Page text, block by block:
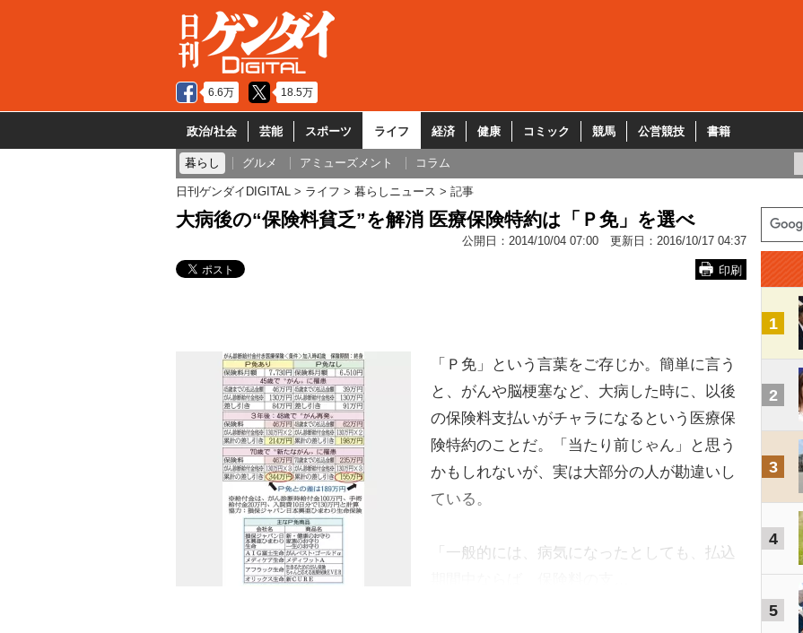
6.6万 18.5万
政治/社会 芸能 スポーツ ライフ 経済 健康 コミック 競馬 公営競技 書籍
暮らし グルメ アミューズメント コラム
日刊ゲンダイDIGITAL ライフ 暮らしニュース 記事
大病後の“保険料貧乏”を解消 医療保険特約は「Ｐ免」を選べ
公開日： 2014/10/04 07:00 更新日： 2016/10/17 04:37
印刷
「Ｐ免」という言葉をご存じか。簡単に言う
と、がんや脳梗塞など、大病した時に、以後
の保険料支払いがチャラになるという医療保
険特約のことだ。「当たり前じゃん」と思う
かもしれないが、実は大部分の人が勘違いし
ている。
「一般的には、病気になったとしても、払込
1
2
3
4
5